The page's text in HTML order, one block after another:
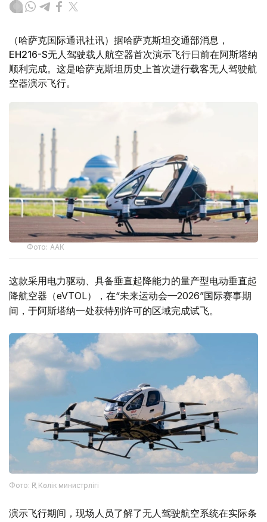
（哈萨克国际通讯社讯）据哈萨克斯坦交通部消息，
EH216-S无人驾驶载人航空器首次演示飞行日前在阿斯塔纳
顺利完成。这是哈萨克斯坦历史上首次进行载客无人驾驶航
空器演示飞行。
Фото: ААК
这款采用电力驱动、具备垂直起降能力的量产型电动垂直起
降航空器（eVTOL），在“未来运动会—2026”国际赛事期
间，于阿斯塔纳一处获特别许可的区域完成试飞。
Фото: ҚР Көлік министрлігі
演示飞行期间，现场人员了解了无人驾驶航空系统在实际条